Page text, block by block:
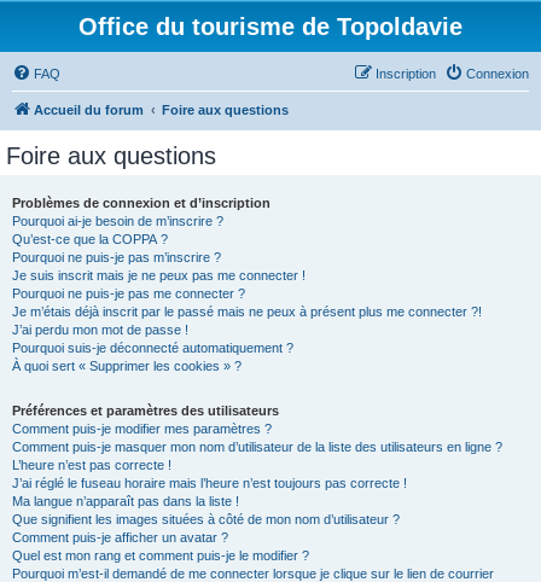
Office du tourisme de Topoldavie
FAQ Connexion
Inscription
Accueil du forum Foire aux questions
Foire aux questions
Problèmes de connexion et d’inscription
Pourquoi ai-je besoin de m’inscrire ?
Qu’est-ce que la COPPA ?
Pourquoi ne puis-je pas m’inscrire ?
Je suis inscrit mais je ne peux pas me connecter !
Pourquoi ne puis-je pas me connecter ?
Je m’étais déjà inscrit par le passé mais ne peux à présent plus me connecter ?!
J’ai perdu mon mot de passe !
Pourquoi suis-je déconnecté automatiquement ?
À quoi sert « Supprimer les cookies » ?
Préférences et paramètres des utilisateurs
Comment puis-je modifier mes paramètres ?
Comment puis-je masquer mon nom d’utilisateur de la liste des utilisateurs en ligne ?
L’heure n’est pas correcte !
J’ai réglé le fuseau horaire mais l’heure n’est toujours pas correcte !
Ma langue n’apparaît pas dans la liste !
Que signifient les images situées à côté de mon nom d’utilisateur ?
Comment puis-je afficher un avatar ?
Quel est mon rang et comment puis-je le modifier ?
Pourquoi m’est-il demandé de me connecter lorsque je clique sur le lien de courrier